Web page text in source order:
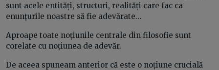
sunt acele entități, structuri, realități care fac ca
enunțurile noastre să fie adevărate…
Aproape toate noțiunile centrale din filosofie sunt
corelate cu noțiunea de adevăr.
De aceea spuneam anterior că este o noțiune crucială